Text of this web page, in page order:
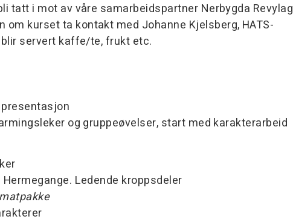
tatt i mot av våre samarbeidspartner Nerbygda Revylag
kurset ta kontakt med Johanne Kjelsberg, HATS-
servert kaffe/te, frukt etc.
og gruppeøvelser, start med karakterarbeid
Ledende kroppsdeler